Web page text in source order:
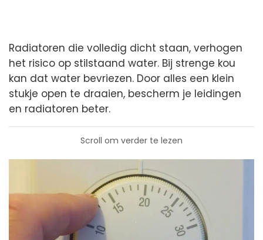
Radiatoren die volledig dicht staan, verhogen
het risico op stilstaand water. Bij strenge kou
kan dat water bevriezen. Door alles een klein
stukje open te draaien, bescherm je leidingen
en radiatoren beter.
Scroll om verder te lezen